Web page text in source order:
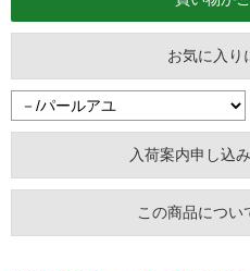
お気に入り
この商品につい